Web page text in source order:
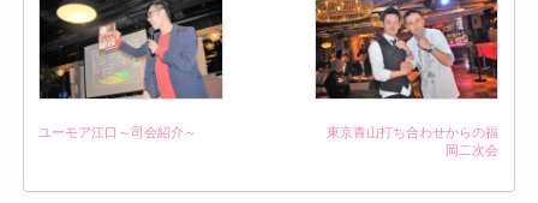
ユーモア江口～司会紹介～
東京青山打ち合わせからの福
岡二次会